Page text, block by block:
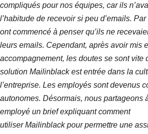
compliqués pour nos équipes, car ils
l’habitude de recevoir si peu d’emails. Par
ont commencé à penser qu’ils ne
leurs emails. Cependant, après avoir mis
accompagnement, les doutes se sont vite
solution Mailinblackest entrée dans la
l’entreprise. Les employés sont devenus
autonomes. Désormais, nous partageons
employé un brief expliquant comment
utiliserMailinblackpour permettre une